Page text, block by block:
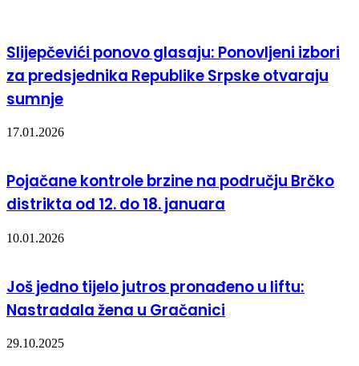
Slijepčevići ponovo glasaju: Ponovljeni izbori
za predsjednika Republike Srpske otvaraju
sumnje
17.01.2026
Pojačane kontrole brzine na području Brčko
distrikta od 12. do 18. januara
10.01.2026
Još jedno tijelo jutros pronađeno u liftu:
Nastradala žena u Gračanici
29.10.2025